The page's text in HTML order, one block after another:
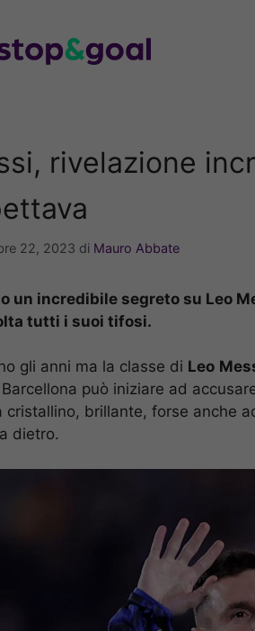
rivelazione
22, 2023 di Mauro Abbate
un incredibile segreto su Leo
tutti i suoi tifosi.
gli anni ma la classe di Leo
può iniziare ad
cristallino, brillante, forse anche
dietro.